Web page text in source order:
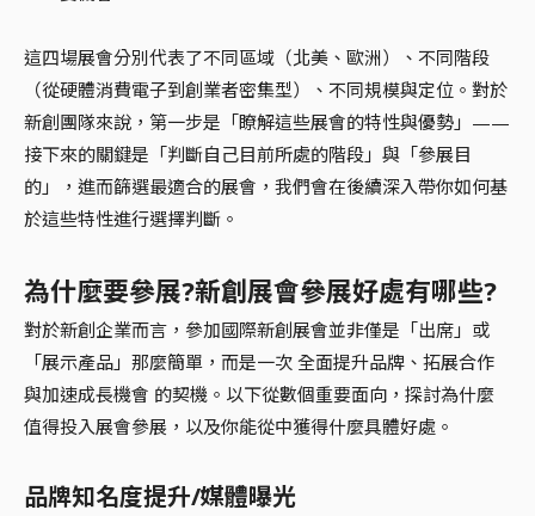
這四場展會分別代表了不同區域（北美、歐洲）、不同階段
（從硬體消費電子到創業者密集型）、不同規模與定位。對於
新創團隊來說，第一步是「瞭解這些展會的特性與優勢」——
接下來的關鍵是「判斷自己目前所處的階段」與「參展目
的」，進而篩選最適合的展會，我們會在後續深入帶你如何基
於這些特性進行選擇判斷。
為什麼要參展?新創展會參展好處有哪些?
對於新創企業而言，參加國際新創展會並非僅是「出席」或
「展示產品」那麼簡單，而是一次 全面提升品牌、拓展合作
與加速成長機會 的契機。以下從數個重要面向，探討為什麼
值得投入展會參展，以及你能從中獲得什麼具體好處。
品牌知名度提升/媒體曝光